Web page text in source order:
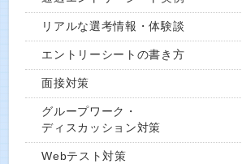
リアルな選考情報・体験談
エントリーシートの書き方
面接対策
グループワーク・
ディスカッション対策
Webテスト対策